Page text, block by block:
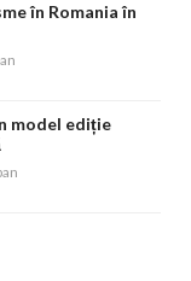
în Romania în
model ediție